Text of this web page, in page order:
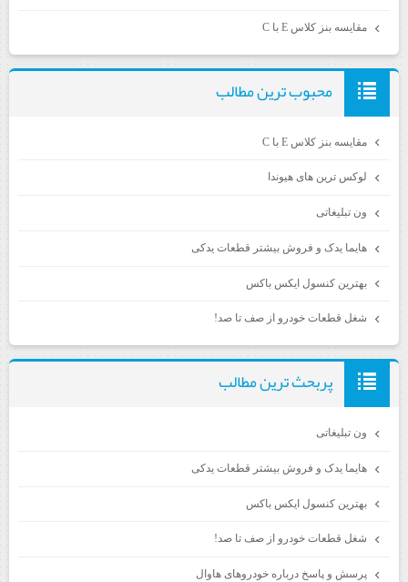
مقایسه بنز کلاس E با C
محبوب ترين مطالب
مقایسه بنز کلاس E با C
لوکس ترین های هیوندا
ون تبلیغاتی
هایما یدک و فروش بیشتر قطعات یدکی
بهترین کنسول ایکس باکس
شغل قطعات خودرو از صف تا صد!
پربحث ترين مطالب
ون تبلیغاتی
هایما یدک و فروش بیشتر قطعات یدکی
بهترین کنسول ایکس باکس
شغل قطعات خودرو از صف تا صد!
پرسش و پاسخ درباره خودروهای هاوال